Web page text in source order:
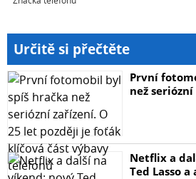
Určitě si přečtěte
První
než
Netflix a
Ted Lasso a